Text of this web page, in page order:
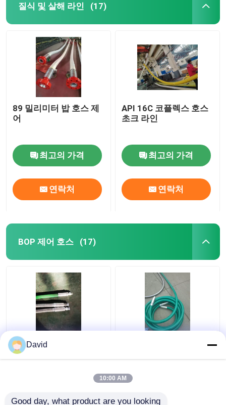
질식 및 살해 라인 (17)
89 밀리미터 밥 호스 제
어
최고의 가격
연락처
API 16C 코플렉스 호스
초크 라인
최고의 가격
연락처
BOP 제어 호스 (17)
25 밀리미터 밥은 굽힐
수 있는 호스를 제어합
David
10:00 AM
Good day, what product are you looking